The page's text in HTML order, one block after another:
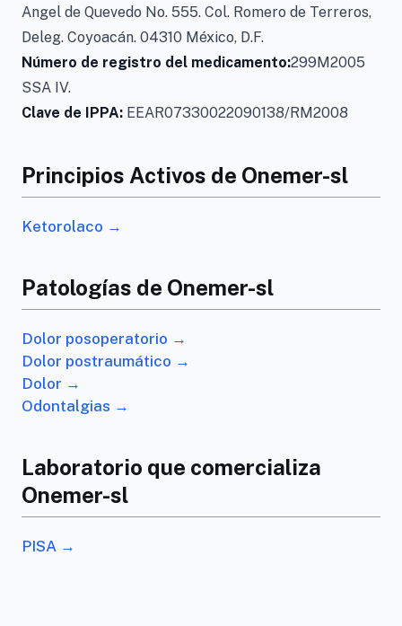
Angel de Quevedo No. 555. Col. Romero de Terreros,
Deleg. Coyoacán. 04310 México, D.F.
Número de registro del medicamento:299M2005
SSA IV.
Clave de IPPA: EEAR07330022090138/RM2008
Principios Activos de Onemer-sl
Ketorolaco →
Patologías de Onemer-sl
Dolor posoperatorio →
Dolor postraumático →
Dolor →
Odontalgias →
Laboratorio que comercializa
Onemer-sl
PISA →